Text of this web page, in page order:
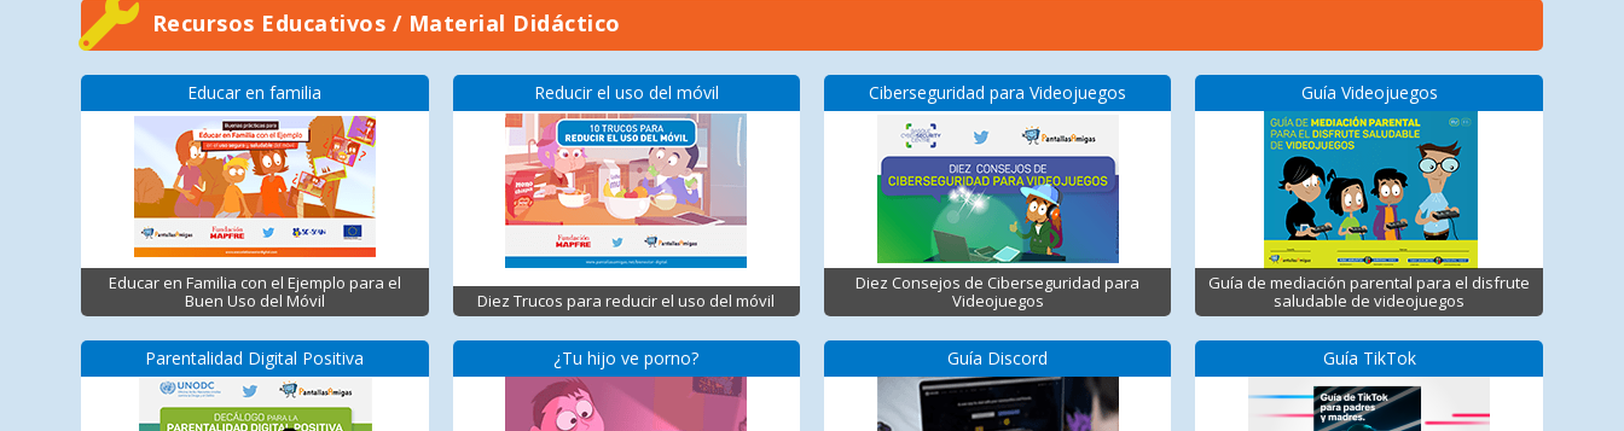
Recursos Educativos / Material Didáctico
Educar en familia
Educar en Familia con el Ejemplo para el
Buen Uso del Móvil
Parentalidad Digital Positiva
Reducir el uso del móvil
Diez Trucos para reducir el uso del móvil
¿Tu hijo ve porno?
Ciberseguridad para Videojuegos
Diez Consejos de Ciberseguridad para
Videojuegos
Guía Discord
Guía Videojuegos
Guía de mediación parental para el disfrute
saludable de videojuegos
Guía TikTok